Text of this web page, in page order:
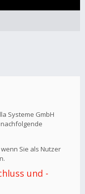
Systeme GmbH
Sie als Nutzer
und -